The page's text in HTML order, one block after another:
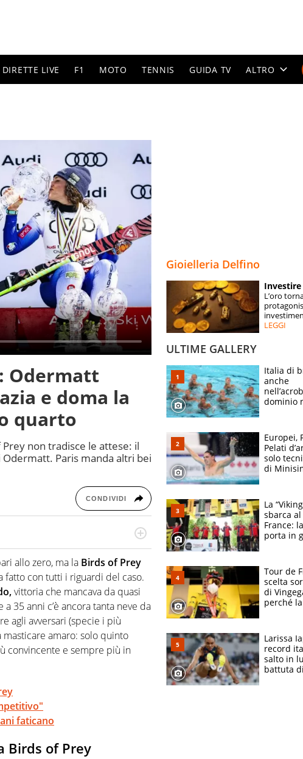
DIRETTE LIVE F1 MOTO TENNIS GUIDA TV ALTRO
SPECIALI
ESPERTI
Odermatt
e doma la
quarto
non tradisce le attese: il
Paris manda altri bei
CONDIVIDI
tuttologo di Virgilio Sport. Provate a
ve ne farà innamorare
allo zero, ma la Birds of Prey
fatto con tutti i riguardi del caso.
vittoria che mancava da quasi
35 anni c’è ancora tanta neve da
agli avversari (specie i più
masticare amaro: solo quinto
convincente e sempre più in
faticano
Birds of Prey
Gioielleria Delfino
L’oro
LEGGI
ULTIME GALLERY
Italia di
anche
dominio
e
Europei,
Pelati
solo
di
mirino
La
sbarca
France:
porta in
compagni
Tour de
scelta
di
perché
rischio
Larissa
record
salto in
battuta